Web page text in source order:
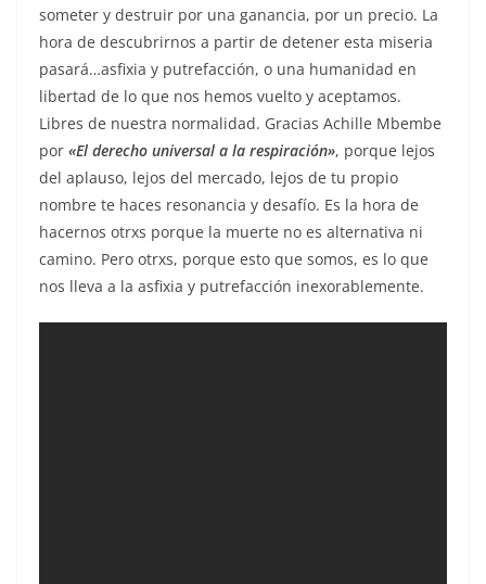
someter y destruir por una ganancia, por un precio. La
hora de descubrirnos a partir de detener esta miseria
pasará…asfixia y putrefacción, o una humanidad en
libertad de lo que nos hemos vuelto y aceptamos.
Libres de nuestra normalidad. Gracias Achille Mbembe
por «El derecho universal a la respiración», porque lejos
del aplauso, lejos del mercado, lejos de tu propio
nombre te haces resonancia y desafío. Es la hora de
hacernos otrxs porque la muerte no es alternativa ni
camino. Pero otrxs, porque esto que somos, es lo que
nos lleva a la asfixia y putrefacción inexorablemente.